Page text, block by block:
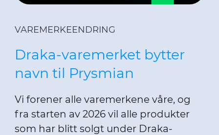
VAREMERKEENDRING
Draka-varemerket bytter
navn til Prysmian
Vi forener alle varemerkene våre, og
fra starten av 2026 vil alle produkter
som har blitt solgt under Draka-